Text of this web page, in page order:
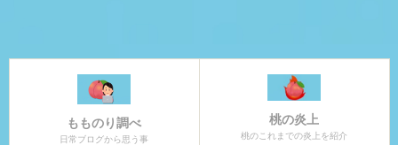
もものり調べ
日常ブログから思う事
桃の炎上
桃のこれまでの炎上を紹介